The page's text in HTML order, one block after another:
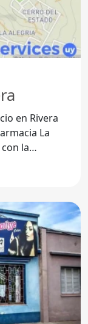
en Rivera
La
la